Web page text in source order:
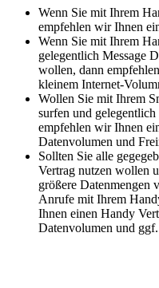
Wenn Sie mit Ihrem
empfehlen wir Ihnen
Wenn Sie mit Ihrem
gelegentlich Message
wollen, dann
kleinem Internet-
Wollen Sie mit Ihrem
surfen und
empfehlen wir Ihnen
Datenvolumen und
Sollten Sie alle
Vertrag nutzen wollen
größere Datenmengen
Anrufe mit Ihrem
Ihnen einen Handy
Datenvolumen und